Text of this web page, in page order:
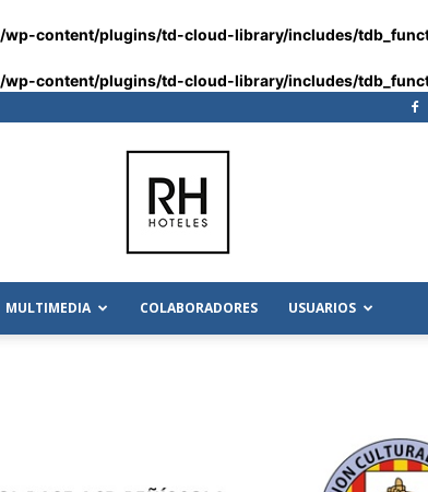
wp-content/plugins/td-cloud-library/includes/
wp-content/plugins/td-cloud-library/includes/
MULTIMEDIA COLABORADORES USUARIOS